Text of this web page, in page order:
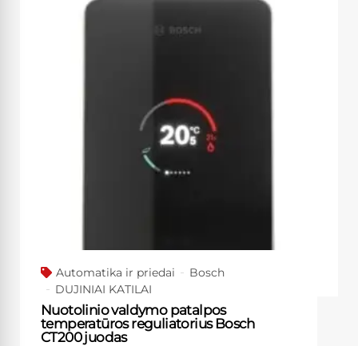
Automatika ir priedai
Bosch
DUJINIAI KATILAI
Nuotolinio valdymo patalpos
temperatūros reguliatorius Bosch
CT200 juodas